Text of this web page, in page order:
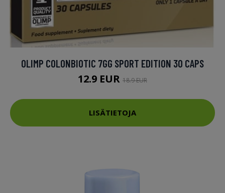
OLIMP COLONBIOTIC 7GG SPORT EDITION 30 CAPS
12.9 EUR 18.9 EUR
LISÄTIETOJA